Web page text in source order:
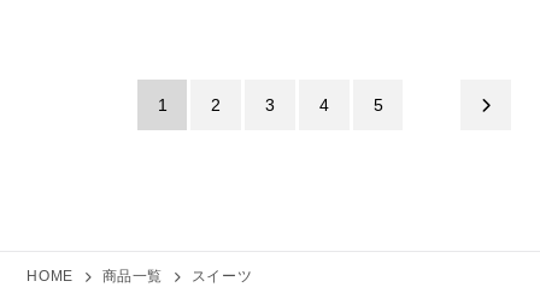
1 2 3 4 5
HOME 商品一覧 スイーツ